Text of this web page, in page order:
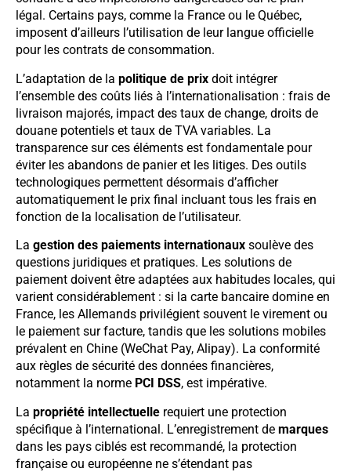
légal. Certains pays, comme la France ou le Québec,
imposent d’ailleurs l’utilisation de leur langue officielle
pour les contrats de consommation.
L’adaptation de la politique de prix doit intégrer
l’ensemble des coûts liés à l’internationalisation : frais de
livraison majorés, impact des taux de change, droits de
douane potentiels et taux de TVA variables. La
transparence sur ces éléments est fondamentale pour
éviter les abandons de panier et les litiges. Des outils
technologiques permettent désormais d’afficher
automatiquement le prix final incluant tous les frais en
fonction de la localisation de l’utilisateur.
La gestion des paiements internationaux soulève des
questions juridiques et pratiques. Les solutions de
paiement doivent être adaptées aux habitudes locales, qui
varient considérablement : si la carte bancaire domine en
France, les Allemands privilégient souvent le virement ou
le paiement sur facture, tandis que les solutions mobiles
prévalent en Chine (WeChat Pay, Alipay). La conformité
aux règles de sécurité des données financières,
notamment la norme PCI DSS, est impérative.
La propriété intellectuelle requiert une protection
spécifique à l’international. L’enregistrement de marques
dans les pays ciblés est recommandé, la protection
française ou européenne ne s’étendant pas